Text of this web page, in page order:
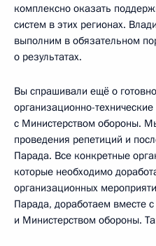
комплексно оказать
систем в этих регионах.
выполним в обязательном
о результатах.
Вы спрашивали ещё о
организационно-
с Министерством обороны.
проведения репетиций и
Парада. Все конкретные
которые необходимо
организационных
Парада, доработаем вместе
и Министерством обороны.